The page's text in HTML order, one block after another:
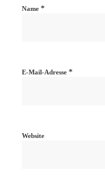
Name *
E-Mail-Adresse *
Website